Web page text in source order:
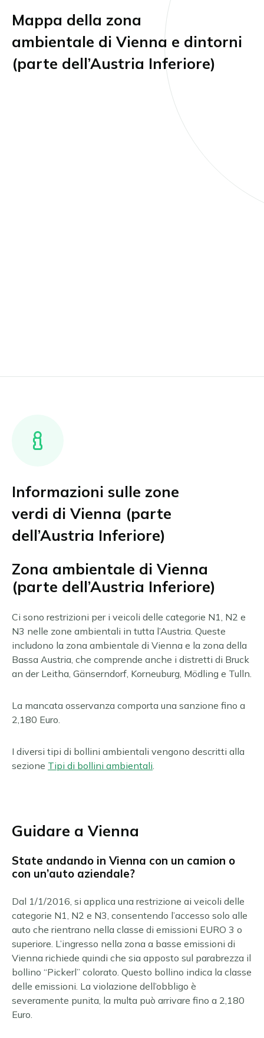
Mappa della zona
ambientale di Vienna e dintorni
(parte dell’Austria Inferiore)
Informazioni sulle zone
verdi di Vienna (parte
dell’Austria Inferiore)
Zona ambientale di Vienna
(parte dell’Austria Inferiore)
Ci sono restrizioni per i veicoli delle categorie N1, N2 e
N3 nelle zone ambientali in tutta l’Austria. Queste
includono la zona ambientale di Vienna e la zona della
Bassa Austria, che comprende anche i distretti di Bruck
an der Leitha, Gänserndorf, Korneuburg, Mödling e Tulln.
La mancata osservanza comporta una sanzione fino a
2,180 Euro.
I diversi tipi di bollini ambientali vengono descritti alla
sezione Tipi di bollini ambientali
Guidare a Vienna
State andando in Vienna con un camion o
con un’auto aziendale?
Dal 1/1/2016, si applica una restrizione ai veicoli delle
categorie N1, N2 e N3, consentendo l’accesso solo alle
auto che rientrano nella classe di emissioni EURO 3 o
superiore. L’ingresso nella zona a basse emissioni di
Vienna richiede quindi che sia apposto sul parabrezza il
bollino “Pickerl” colorato. Questo bollino indica la classe
delle emissioni. La violazione dell’obbligo è
severamente punita, la multa può arrivare fino a 2,180
Euro.